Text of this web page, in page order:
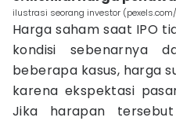
ilustrasi seorang investor
Harga saham saat IPO
kondisi sebenarnya
beberapa kasus, harga
karena ekspektasi
Jika harapan